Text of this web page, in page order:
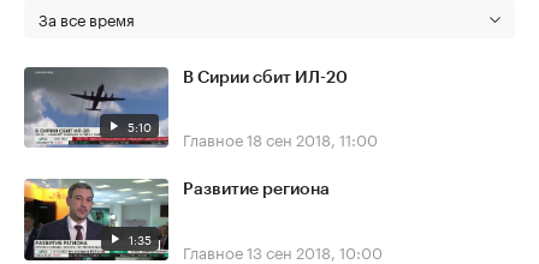
За все время
5:10
В Сирии сбит ИЛ-20
Главное18 сен 2018, 11:00
1:35
Развитие региона
Главное13 сен 2018, 10:00